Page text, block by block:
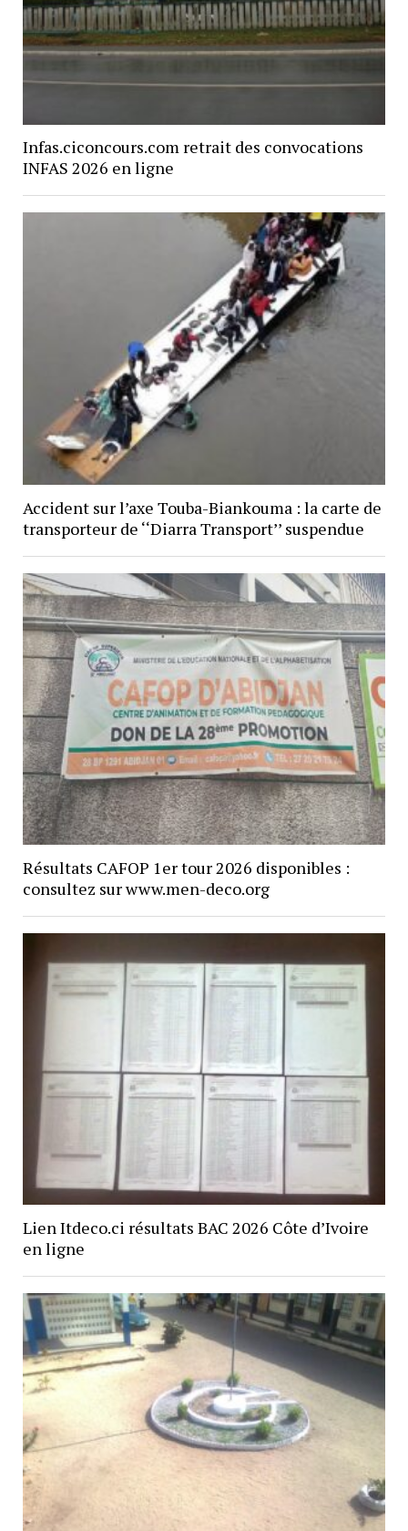
Infas.ciconcours.com retrait des convocations
INFAS 2026 en ligne
Accident sur l’axe Touba-Biankouma : la carte de
transporteur de ‘‘Diarra Transport’’ suspendue
Résultats CAFOP 1er tour 2026 disponibles :
consultez sur www.men-deco.org
Lien Itdeco.ci résultats BAC 2026 Côte d’Ivoire
en ligne